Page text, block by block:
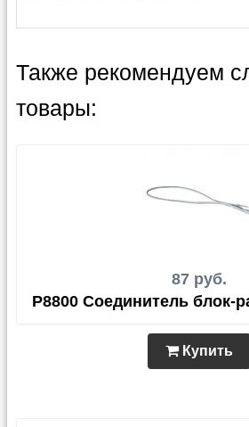
Также рекомендуем
товары:
87 руб.
P8800 Соединитель блок-
Купить